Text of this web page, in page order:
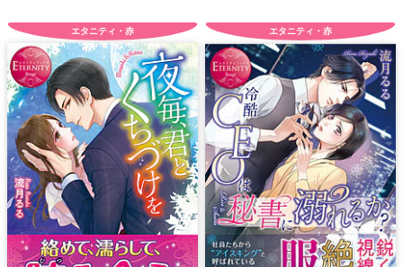
エタニティ・赤 エタニティ・赤